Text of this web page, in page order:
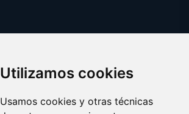
Utilizamos cookies
Usamos cookies y otras técnicas